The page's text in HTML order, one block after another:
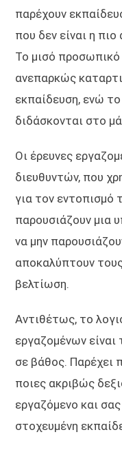
παρέχουν
που δεν είναι η
Το μισό προσωπικό
ανεπαρκώς
εκπαίδευση, ενώ
διδάσκονται στο
Οι έρευνες
διευθυντών, που
για τον εντοπισμό
παρουσιάζουν μια
να μην
αποκαλύπτουν τους
βελτίωση.
Αντιθέτως, το
εργαζομένων
σε βάθος. Παρέχει
ποιες ακριβώς
εργαζόμενο και
στοχευμένη